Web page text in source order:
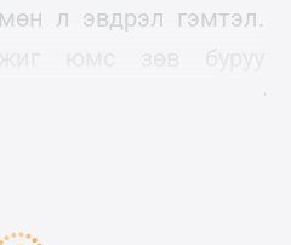
л эвдрэл гэмтэл.